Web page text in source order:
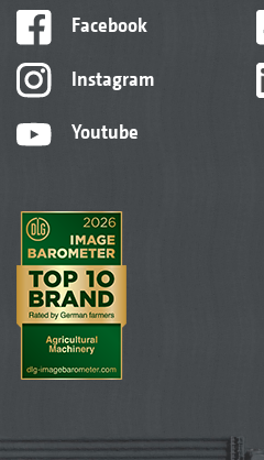
Facebook
Instagram
Youtube